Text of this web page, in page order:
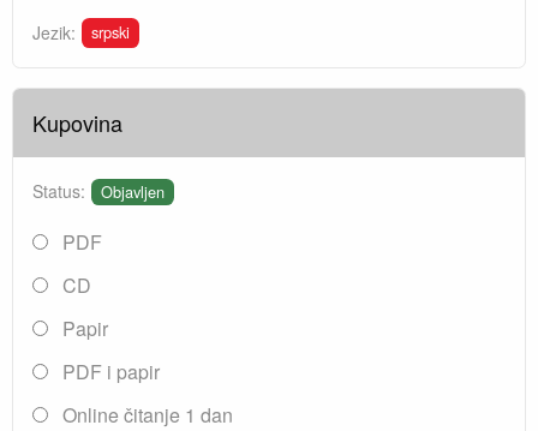
Jezik: srpski
Kupovina
Status: Objavljen
PDF
CD
Papir
PDF i papir
Online čitanje 1 dan